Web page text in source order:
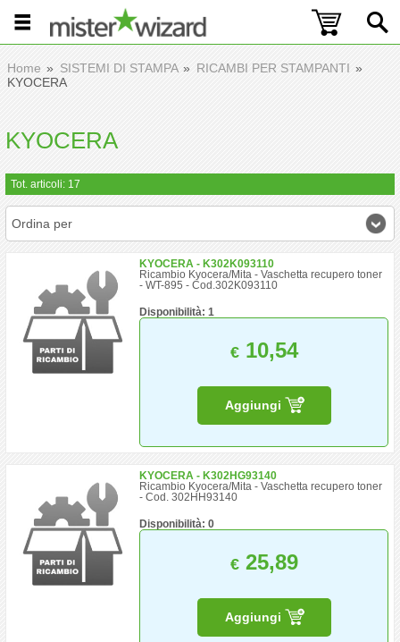
Home SISTEMI DI STAMPA
RICAMBI PER STAMPANTI
KYOCERA
KYOCERA
Tot. articoli: 17
Ordina per
KYOCERA - K302K093110
Ricambio Kyocera/Mita - Vaschetta recupero toner
- WT-895 - Cod.302K093110
Disponibilità: 1
€10,54
Aggiungi
KYOCERA - K302HG93140
Ricambio Kyocera/Mita - Vaschetta recupero toner
- Cod. 302HH93140
Disponibilità: 0
€25,89
Aggiungi